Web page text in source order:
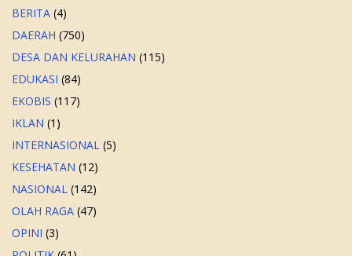
BERITA (4)
DAERAH (750)
DESA DAN KELURAHAN (115)
EDUKASI (84)
EKOBIS (117)
IKLAN (1)
INTERNASIONAL (5)
KESEHATAN (12)
NASIONAL (142)
OLAH RAGA (47)
OPINI (3)